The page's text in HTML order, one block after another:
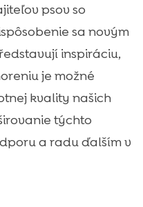
psov so
sa novým
inspiráciu,
je možné
kvality našich
týchto
a radu ďalším v